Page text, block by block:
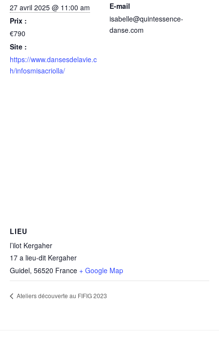
27 avril 2025 @ 11:00 am
Prix :
€790
Site :
https://www.dansesdelavie.c
h/infosmisacriolla/
E-mail
isabelle@quintessence-
danse.com
LIEU
l’ilot Kergaher
17 a lieu-dit Kergaher
Guidel, 56520 France + Google Map
Ateliers découverte au FIFIG 2023